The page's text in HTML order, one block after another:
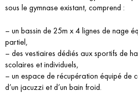
sous le gymnase existant, comprend :
– un bassin de 25m x 4 lignes de nage
partiel,
– des vestiaires dédiés aux sportifs de
scolaires et individuels,
– un espace de récupération équipé de
d’un jacuzzi et d’un bain froid.